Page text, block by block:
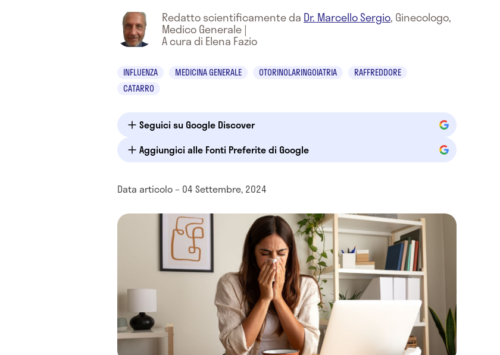
Redatto scientificamente da Dr. Marcello Sergio, Ginecologo,
Medico Generale|
A cura di Elena Fazio
INFLUENZA MEDICINA GENERALE OTORINOLARINGOIATRIA
RAFFREDDORE
CATARRO
Seguici su Google Discover
Aggiungici alle Fonti Preferite di Google
Data articolo – 04 Settembre, 2024